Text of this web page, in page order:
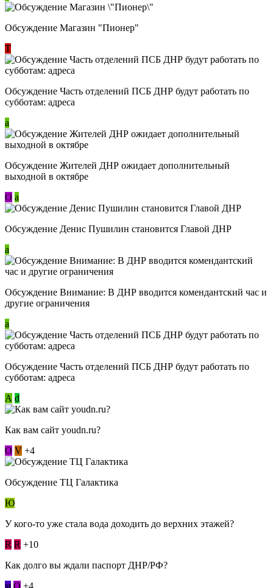
Обсуждение Магазин "Пионер"
Т
Обсуждение Часть отделений ПСБ ДНР будут работать по
субботам: адреса
a
Обсуждение Жителей ДНР ожидает дополнительный
выходной в октябре
О a
Обсуждение Денис Пушилин становится Главой ДНР
a
Обсуждение Внимание: В ДНР вводится комендантский час и
другие ограничения
a
Обсуждение Часть отделений ПСБ ДНР будут работать по
субботам: адреса
А d
Как вам сайт youdn.ru?
О V +4
Обсуждение ТЦ Галактика
Ю
У кого-то уже стала вода доходить до верхних этажей?
R R +10
Как долго вы ждали паспорт ДНР/РФ?
м О +4